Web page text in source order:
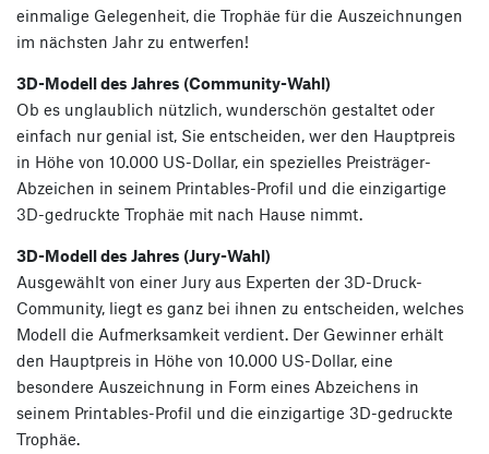
einmalige Gelegenheit, die Trophäe für die Auszeichnungen
im nächsten Jahr zu entwerfen!
3D-Modell des Jahres (Community-Wahl)
Ob es unglaublich nützlich, wunderschön gestaltet oder
einfach nur genial ist, Sie entscheiden, wer den Hauptpreis
in Höhe von 10.000 US-Dollar, ein spezielles Preisträger-
Abzeichen in seinem Printables-Profil und die einzigartige
3D-gedruckte Trophäe mit nach Hause nimmt.
3D-Modell des Jahres (Jury-Wahl)
Ausgewählt von einer Jury aus Experten der 3D-Druck-
Community, liegt es ganz bei ihnen zu entscheiden, welches
Modell die Aufmerksamkeit verdient. Der Gewinner erhält
den Hauptpreis in Höhe von 10.000 US-Dollar, eine
besondere Auszeichnung in Form eines Abzeichens in
seinem Printables-Profil und die einzigartige 3D-gedruckte
Trophäe.